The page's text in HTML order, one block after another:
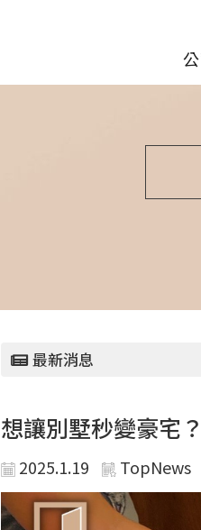
最新消息
想讓別墅秒變豪宅
2025.1.19 TopNews